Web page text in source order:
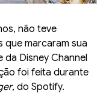
não teve
que marcaram sua
da Disney Channel
foi feita durante
, do Spotify.